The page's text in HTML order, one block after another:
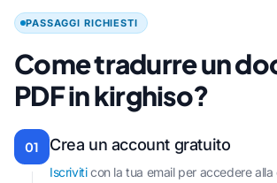
PASSAGGI RICHIESTI
Come tradurre un
PDF in kirghiso?
01 Crea un account gratuito
Iscriviticon la tua email per accedere